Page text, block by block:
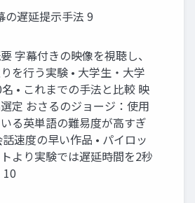
の遅延提示手法 9
字幕付きの映像を視聴し、
を行う実験 • 大学生・大学
• これまでの手法と比較 映
定 おさるのジョージ：使用
る英単語の難易度が高すぎ
速度の早い作品 • パイロッ
より実験では遅延時間を2秒
10